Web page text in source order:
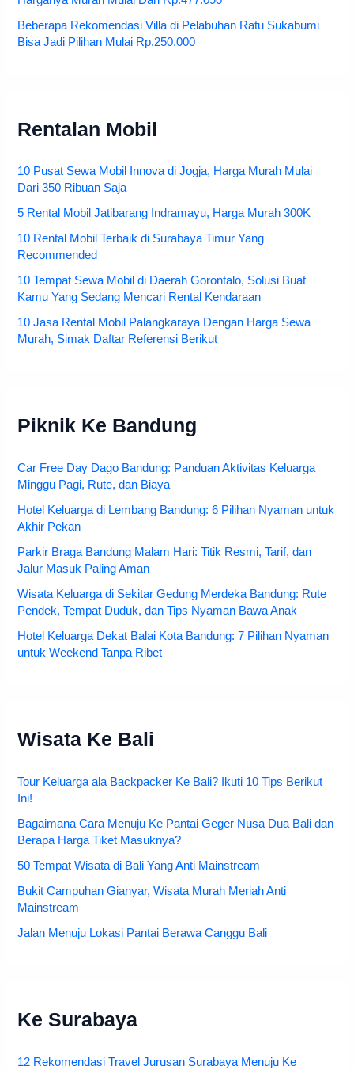
Beberapa Rekomendasi Villa di Pelabuhan Ratu Sukabumi
Bisa Jadi Pilihan Mulai Rp.250.000
Rentalan Mobil
10 Pusat Sewa Mobil Innova di Jogja, Harga Murah Mulai
Dari 350 Ribuan Saja
5 Rental Mobil Jatibarang Indramayu, Harga Murah 300K
10 Rental Mobil Terbaik di Surabaya Timur Yang
Recommended
10 Tempat Sewa Mobil di Daerah Gorontalo, Solusi Buat
Kamu Yang Sedang Mencari Rental Kendaraan
10 Jasa Rental Mobil Palangkaraya Dengan Harga Sewa
Murah, Simak Daftar Referensi Berikut
Piknik Ke Bandung
Car Free Day Dago Bandung: Panduan Aktivitas Keluarga
Minggu Pagi, Rute, dan Biaya
Hotel Keluarga di Lembang Bandung: 6 Pilihan Nyaman untuk
Akhir Pekan
Parkir Braga Bandung Malam Hari: Titik Resmi, Tarif, dan
Jalur Masuk Paling Aman
Wisata Keluarga di Sekitar Gedung Merdeka Bandung: Rute
Pendek, Tempat Duduk, dan Tips Nyaman Bawa Anak
Hotel Keluarga Dekat Balai Kota Bandung: 7 Pilihan Nyaman
untuk Weekend Tanpa Ribet
Wisata Ke Bali
Tour Keluarga ala Backpacker Ke Bali? Ikuti 10 Tips Berikut
Ini!
Bagaimana Cara Menuju Ke Pantai Geger Nusa Dua Bali dan
Berapa Harga Tiket Masuknya?
50 Tempat Wisata di Bali Yang Anti Mainstream
Bukit Campuhan Gianyar, Wisata Murah Meriah Anti
Mainstream
Jalan Menuju Lokasi Pantai Berawa Canggu Bali
Ke Surabaya
12 Rekomendasi Travel Jurusan Surabaya Menuju Ke